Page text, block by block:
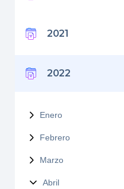
2021
2022
Enero
Febrero
Marzo
Abril